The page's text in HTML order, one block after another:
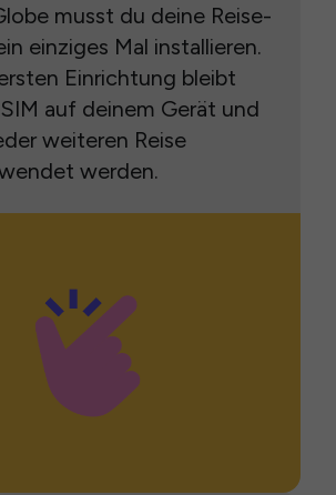
musst du deine Reise-
einziges Mal installieren.
Einrichtung bleibt
auf deinem Gerät und
weiteren Reise
werden.